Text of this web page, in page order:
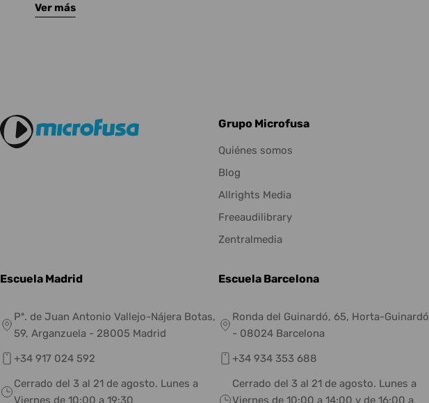
Ver más
Grupo Microfusa
Quiénes somos
Blog
Allrights Media
Freeaudilibrary
Zentralmedia
Escuela Madrid
Pº. de Juan Antonio Vallejo-Nájera Botas,
59, Arganzuela - 28005 Madrid
+34 917 024 592
Cerrado del 3 al 21 de agosto. Lunes a
Escuela Barcelona
Ronda del Guinardó, 65, Horta-Guinardó
- 08024 Barcelona
+34 934 353 688
Cerrado del 3 al 21 de agosto. Lunes a